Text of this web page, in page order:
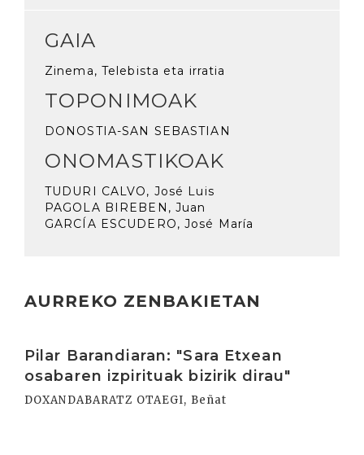
GAIA
Zinema, Telebista eta irratia
TOPONIMOAK
DONOSTIA-SAN SEBASTIAN
ONOMASTIKOAK
TUDURI CALVO, José Luis
PAGOLA BIREBEN, Juan
GARCÍA ESCUDERO, José María
AURREKO ZENBAKIETAN
Pilar Barandiaran: "Sara Etxean
osabaren izpirituak bizirik dirau"
DOXANDABARATZ OTAEGI, Beñat